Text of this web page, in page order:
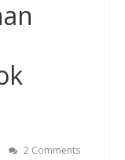
2 Comments